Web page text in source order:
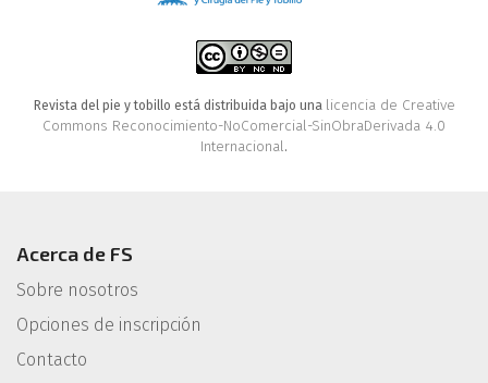
Revista del pie y tobillo está distribuida bajo una licencia de Creative
Commons Reconocimiento-NoComercial-SinObraDerivada 4.0
Internacional.
Acerca de FS
Sobre nosotros
Opciones de inscripción
Contacto